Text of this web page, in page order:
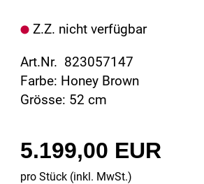
Z.Z. nicht verfügbar
Art.Nr. 823057147
Farbe: Honey Brown
Grösse: 52 cm
5.199,00 EUR
pro Stück (inkl. MwSt.)